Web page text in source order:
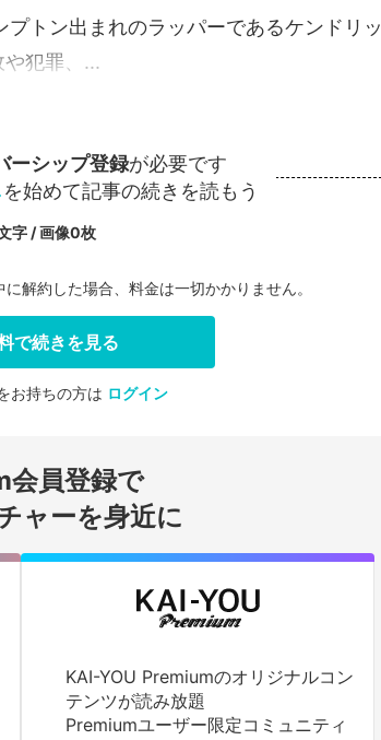
トン出まれのラッパーであるケンドリッ
犯罪、...
ーシップ登録が必要です
を始めて記事の続きを読もう
字 / 画像0枚
ンする
解約した場合、料金は一切かかりません。
で続きを見る
お持ちの方は ログイン
員登録で
ャーを身近に
KAI-YOU Premiumのオリジナルコン
テンツが読み放題
Premiumユーザー限定コミュニティ